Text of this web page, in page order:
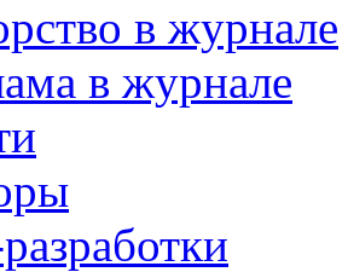
в журнале
в журнале